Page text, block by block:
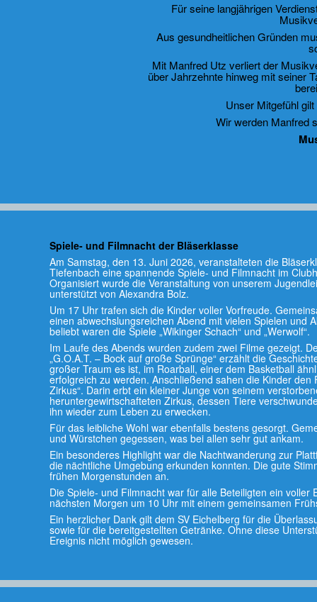
Für seine langjährigen
Aus gesundheitlichen Gründen
Mit Manfred Utz verliert der
über Jahrzehnte hinweg mit seiner
Unser Mitgefühl
Wir werden Manfred
Spiele- und Filmnacht der Bläserklasse
Am Samstag, den 13. Juni 2026, veranstalteten die
Tiefenbach eine spannende Spiele- und Filmnacht im
Organisiert wurde die Veranstaltung von unserem
unterstützt von Alexandra Bolz.
Um 17 Uhr trafen sich die Kinder voller Vorfreude.
einen abwechslungsreichen Abend mit vielen Spielen und
beliebt waren die Spiele „Wikinger Schach“ und „Werwolf“.
Im Laufe des Abends wurden zudem zwei Filme gezeigt.
„G.O.A.T. – Bock auf große Sprünge“ erzählt die
großer Traum es ist, im Roarball, einer dem Basketball
erfolgreich zu werden. Anschließend sahen die Kinder den
Zirkus“. Darin erbt ein kleiner Junge von seinem
heruntergewirtschafteten Zirkus, dessen Tiere
ihn wieder zum Leben zu erwecken.
Für das leibliche Wohl war ebenfalls bestens gesorgt.
und Würstchen gegessen, was bei allen sehr gut ankam.
Ein besonderes Highlight war die Nachtwanderung zur
die nächtliche Umgebung erkunden konnten. Die gute
frühen Morgenstunden an.
Die Spiele- und Filmnacht war für alle Beteiligten ein voller
nächsten Morgen um 10 Uhr mit einem gemeinsamen
Ein herzlicher Dank gilt dem SV Eichelberg für die
sowie für die bereitgestellten Getränke. Ohne diese
Ereignis nicht möglich gewesen.